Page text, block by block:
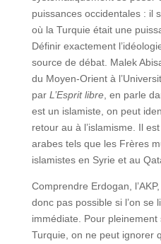
puissances occidentales : il
où la Turquie était une
Définir exactement
source de débat. Malek
du Moyen-Orient à
par L’Esprit libre, en parle
est un islamiste, on peut
retour au à l’islamisme. Il
arabes tels que les Frères
islamistes en Syrie et au
Comprendre Erdogan,
donc pas possible si l’on se
immédiate. Pour pleinement
Turquie, on ne peut ignorer